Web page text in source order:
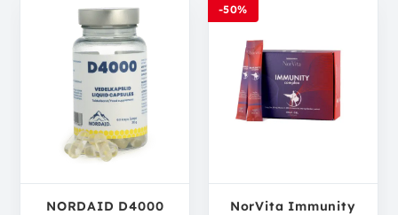
NORDAID D4000
-50%
NorVita Immunity